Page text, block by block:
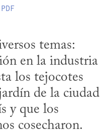
PDF
temas:
en la industria
los tejocotes
de la ciudad
y que los
cosecharon.